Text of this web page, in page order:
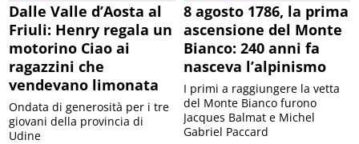
Dalle Valle d’Aosta al
Friuli: Henry regala un
motorino Ciao ai
ragazzini che
vendevano limonata
Ondata di generosità per i tre
giovani della provincia di
Udine
8 agosto 1786, la prima
ascensione del Monte
Bianco: 240 anni fa
nasceva l’alpinismo
I primi a raggiungere la vetta
del Monte Bianco furono
Jacques Balmat e Michel
Gabriel Paccard